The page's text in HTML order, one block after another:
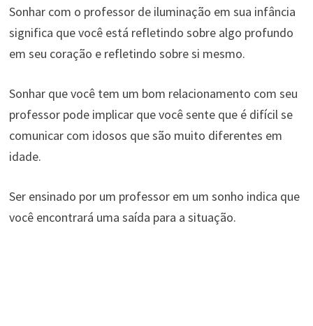
Sonhar com o professor de iluminação em sua infância
significa que você está refletindo sobre algo profundo
em seu coração e refletindo sobre si mesmo.
Sonhar que você tem um bom relacionamento com seu
professor pode implicar que você sente que é difícil se
comunicar com idosos que são muito diferentes em
idade.
Ser ensinado por um professor em um sonho indica que
você encontrará uma saída para a situação.